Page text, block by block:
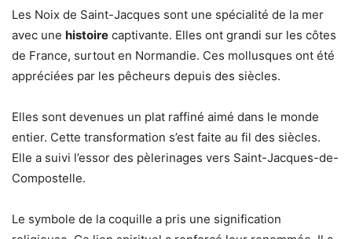
Les Noix de Saint-Jacques sont une spécialité de la mer
avec une histoire captivante. Elles ont grandi sur les côtes
de France, surtout en Normandie. Ces mollusques ont été
appréciées par les pêcheurs depuis des siècles.
Elles sont devenues un plat raffiné aimé dans le monde
entier. Cette transformation s’est faite au fil des siècles.
Elle a suivi l’essor des pèlerinages vers Saint-Jacques-de-
Compostelle.
Le symbole de la coquille a pris une signification